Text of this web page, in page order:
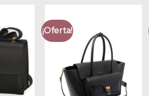
¡Oferta!